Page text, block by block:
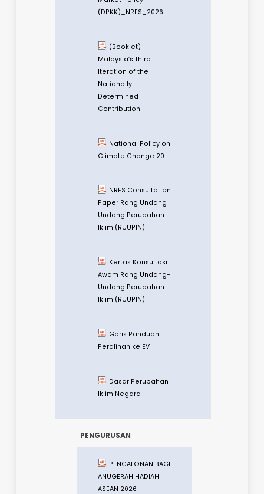
Contribution
National Carbon
Market Policy
(DPKK)_NRES_2026
(Booklet)
Nationally
National Policy on
Climate Change 20
NRES Consultation
Paper Rang Undang
Undang Perubahan
Kertas Konsultasi
Undang Perubahan
Iklim (RUUPIN)